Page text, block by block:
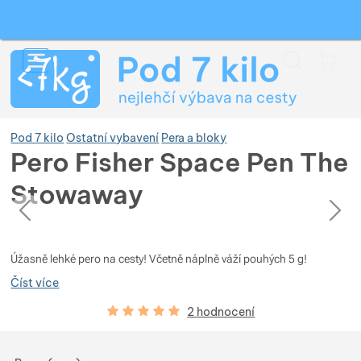
Pod 7 kilo Ostatní vybavení Pera a bloky
Pero Fisher Space Pen The
Stowaway
Fotografie
předchozí
následující
Úžasně lehké pero na cesty! Včetně náplně váží pouhých 5 g!
Číst více
Hodnocení zákazníků
100% 2 hodnocení
Vyberte variantu
Zobrazit více
Zobrazit více
Zobrazit více
Zobrazit více